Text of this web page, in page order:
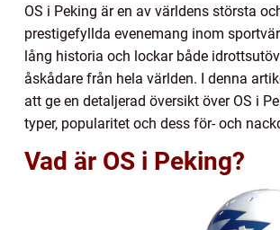
OS i Peking är en av världens största
prestigefyllda evenemang inom
lång historia och lockar både
åskådare från hela världen. I denna
att ge en detaljerad översikt över OS i
typer, popularitet och dess för- och
Vad är OS i Peking?